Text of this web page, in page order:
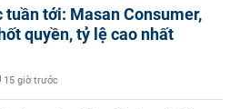
tuần tới: Masan Consumer,
quyền, tỷ lệ cao nhất
15 giờ trước